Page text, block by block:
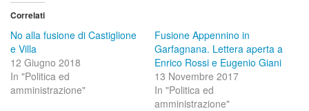
Correlati
No alla fusione di Castiglione
e Villa
12 Giugno 2018
In "Politica ed
amministrazione"
Fusione Appennino in
Garfagnana. Lettera aperta a
Enrico Rossi e Eugenio Giani
13 Novembre 2017
In "Politica ed
amministrazione"